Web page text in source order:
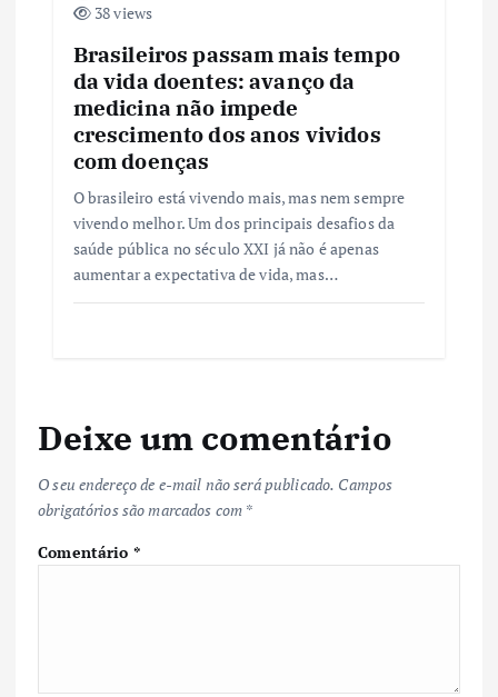
38 views
Brasileiros passam mais tempo
da vida doentes: avanço da
medicina não impede
crescimento dos anos vividos
com doenças
O brasileiro está vivendo mais, mas nem sempre
vivendo melhor. Um dos principais desafios da
saúde pública no século XXI já não é apenas
aumentar a expectativa de vida, mas…
Deixe um comentário
O seu endereço de e-mail não será publicado. Campos
obrigatórios são marcados com *
Comentário *